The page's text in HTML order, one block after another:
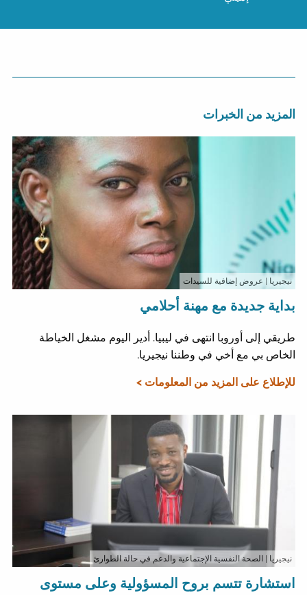
المزيد من الخبرات
نيجيريا | عروض إضافية للسيدات
بداية جديدة مع مهنة أحلامي
طريقي إلى أوروبا انتهى في ليبيا. أدير اليوم مشغل الخياطة
الخاص بي مع أخي في وطننا نيجيريا.
للإطلاع على المزيد من المعلومات >
نيجيريا | الصحة النفسية الإجتماعية والدعم في حالة الطوارئ
استشارة تتسم بروح المسؤولية وعلى مستوى